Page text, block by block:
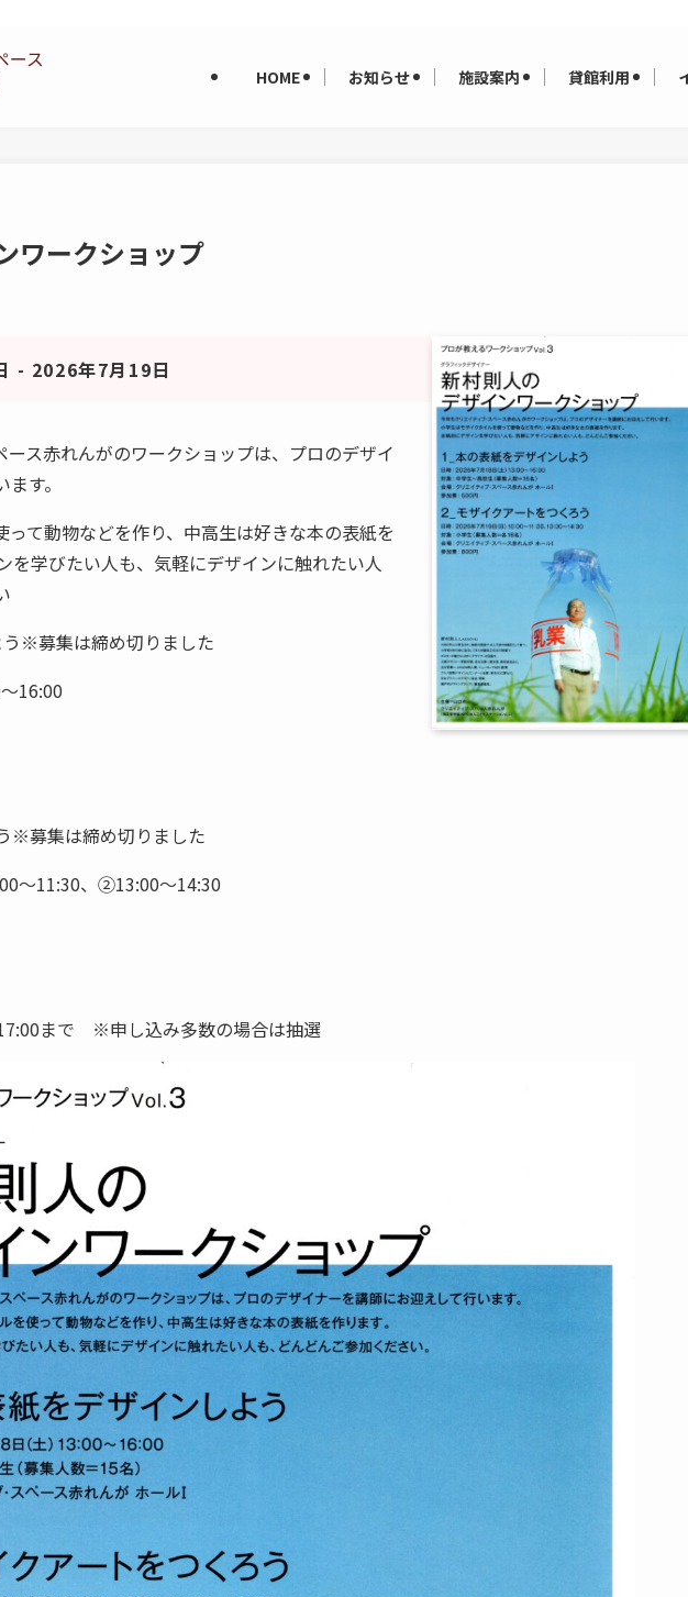
HOME お知らせ 施設案内 貸館利用
ワークショップ
- 2026年7月19日
ス赤れんがのワークショップは、プロのデザイ
す。
て動物などを作り、中高生は好きな本の表紙を
を学びたい人も、気軽にデザインに触れたい人
※募集は締め切りました
16:00
※募集は締め切りました
～11:30、②13:00～14:30
まで ※申し込み多数の場合は抽選